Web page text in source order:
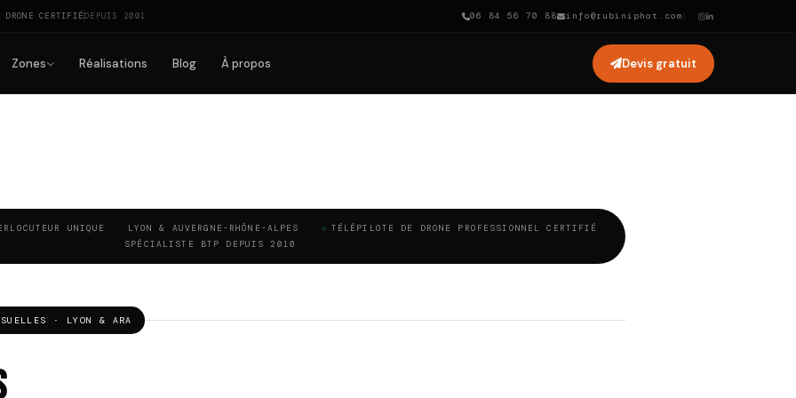
DRONE CERTIFIÉDEPUIS 2001 06 84 56 70 88 info@rubiniphot.com
Zones Réalisations Blog À propos Devis gratuit
UNIQUE LYON & AUVERGNE-RHÔNE-ALPES
TÉLÉPILOTE DE DRONE PROFESSIONNEL CERTIFIÉ
SPÉCIALISTE BTP DEPUIS 2010
· LYON & ARA